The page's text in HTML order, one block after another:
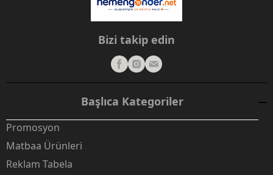
Bizi takip edin
Başlıca Kategoriler
Promosyon
Matbaa Ürünleri
Reklam Tabela